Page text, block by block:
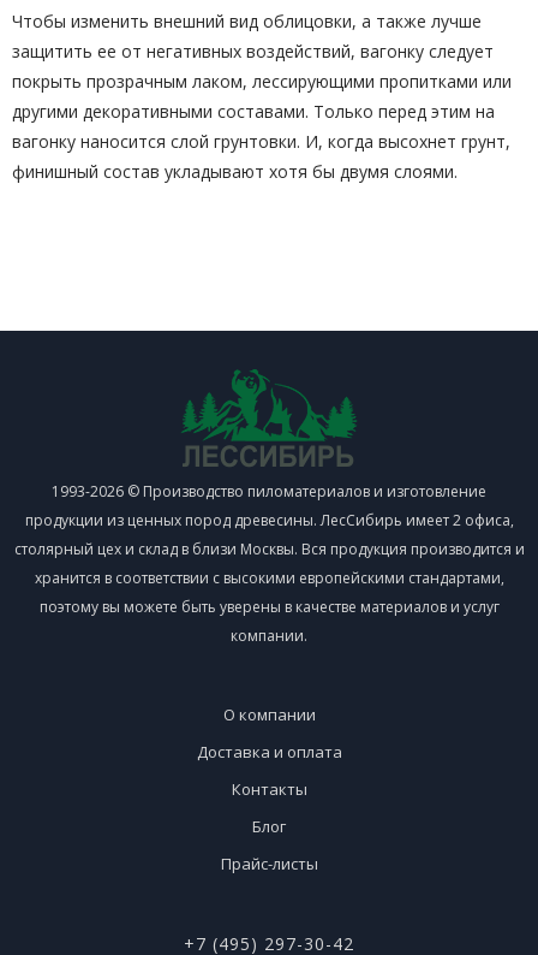
Чтобы изменить внешний вид облицовки, а также лучше
защитить ее от негативных воздействий, вагонку следует
покрыть прозрачным лаком, лессирующими пропитками или
другими декоративными составами. Только перед этим на
вагонку наносится слой грунтовки. И, когда высохнет грунт,
финишный состав укладывают хотя бы двумя слоями.
1993-2026 © Производство пиломатериалов и изготовление
продукции из ценных пород древесины. ЛесСибирь имеет 2 офиса,
столярный цех и склад в близи Москвы. Вся продукция производится и
хранится в соответствии с высокими европейскими стандартами,
поэтому вы можете быть уверены в качестве материалов и услуг
компании.
О компании
Доставка и оплата
Контакты
Блог
Прайс-листы
+7 (495) 297-30-42